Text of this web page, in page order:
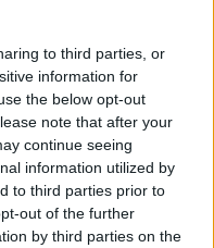
to third parties, or
information for
the below opt-out
note that after your
continue seeing
information utilized by
to third parties prior to
out of the further
by third parties on the
folyadékhullámok
agykamrákban.
az idegsejtek lassú
vérmennyiség
csökken,
a
gerincvelői folyadék